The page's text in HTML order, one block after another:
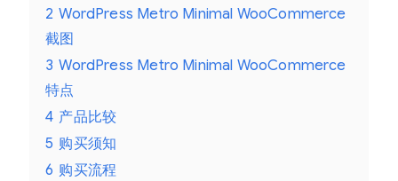
2 WordPress Metro Minimal WooCommerce
截图
3 WordPress Metro Minimal WooCommerce
特点
4 产品比较
5 购买须知
6 购买流程